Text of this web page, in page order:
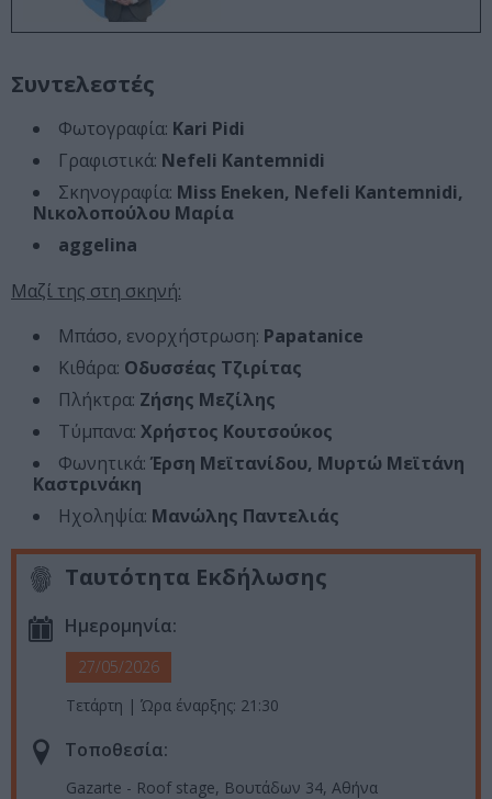
Συντελεστές
Φωτογραφία: Kari Pidi
Γραφιστικά: Nefeli Kantemnidi
Σκηνογραφία: Miss Eneken, Nefeli Kantemnidi,
Νικολοπούλου Μαρία
aggelina
Μαζί της στη σκηνή:
Μπάσο, ενορχήστρωση: Papatanice
Κιθάρα: Οδυσσέας Τζιρίτας
Πλήκτρα: Ζήσης Μεζίλης
Τύμπανα: Χρήστος Κουτσούκος
Φωνητικά: Έρση Μεϊτανίδου, Μυρτώ Μεϊτάνη
Καστρινάκη
Ηχοληψία: Mανώλης Παντελιάς
Ταυτότητα Εκδήλωσης
Ημερομηνία:
27/05/2026
Τετάρτη | Ώρα έναρξης: 21:30
Τοποθεσία:
Gazarte - Roof stage, Βουτάδων 34, Αθήνα